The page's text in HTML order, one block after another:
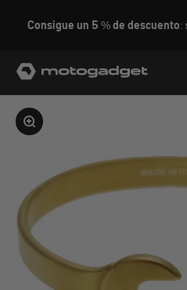
Consigue un 5 % de
motogadget GmbH
Ampliar la imagen